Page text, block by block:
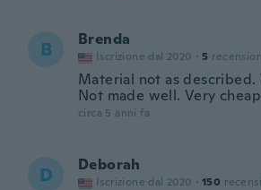
B Brenda
Iscrizione dal 2020 · 5
Material not as described.
Not made well. Very
circa 5 anni fa
D Deborah
Iscrizione dal 2020 · 150